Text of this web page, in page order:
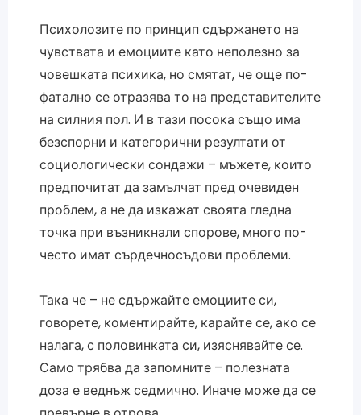
Психолозите по принцип сдържането на
чувствата и емоциите като неполезно за
човешката психика, но смятат, че още по-
фатално се отразява то на представителите
на силния пол. И в тази посока също има
безспорни и категорични резултати от
социологически сондажи – мъжете, които
предпочитат да замълчат пред очевиден
проблем, а не да изкажат своята гледна
точка при възникнали спорове, много по-
често имат сърдечносъдови проблеми.
Така че – не сдържайте емоциите си,
говорете, коментирайте, карайте се, ако се
налага, с половинката си, изяснявайте се.
Само трябва да запомните – полезната
доза е веднъж седмично. Иначе може да се